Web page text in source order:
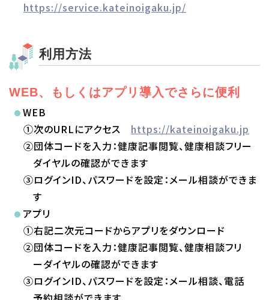
https://service.kateinoigaku.jp/
利用方法
WEB、もしくはアプリ導入でさらに便利
WEB
①次のURLにアクセス https://kateinoigaku.jp
②団体コードを入力：健康記事閲覧、健康相談フリー
ダイヤルの確認ができます
③ログインID、パスワードを設定：メール相談ができま
す
アプリ
①右記二次元コードからアプリをダウンロード
②団体コードを入力：健康記事閲覧、健康相談フリ
ーダイヤルの確認ができます
③ログインID、パスワードを設定：メール相談、電話